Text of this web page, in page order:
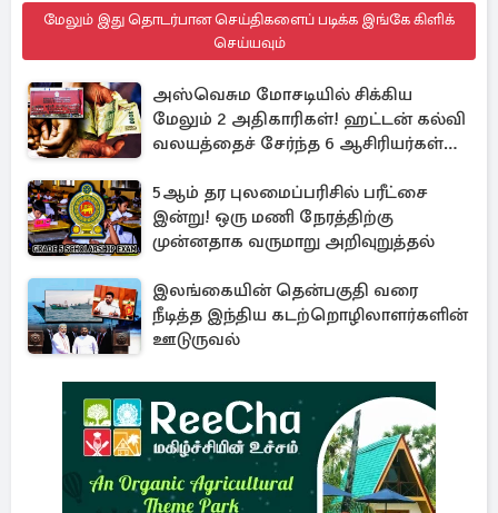
மேலும் இது தொடர்பான செய்திகளைப் படிக்க இங்கே கிளிக்
செய்யவும்
அஸ்வெசும மோசடியில் சிக்கிய
மேலும் 2 அதிகாரிகள்! ஹட்டன் கல்வி
வலயத்தைச் சேர்ந்த 6 ஆசிரியர்கள்
5ஆம் தர புலமைப்பரிசில் பரீட்சை
இன்று! ஒரு மணி நேரத்திற்கு
முன்னதாக வருமாறு அறிவுறுத்தல்
இலங்கையின் தென்பகுதி வரை
நீடித்த இந்திய கடற்றொழிலாளர்களின்
ஊடுருவல்